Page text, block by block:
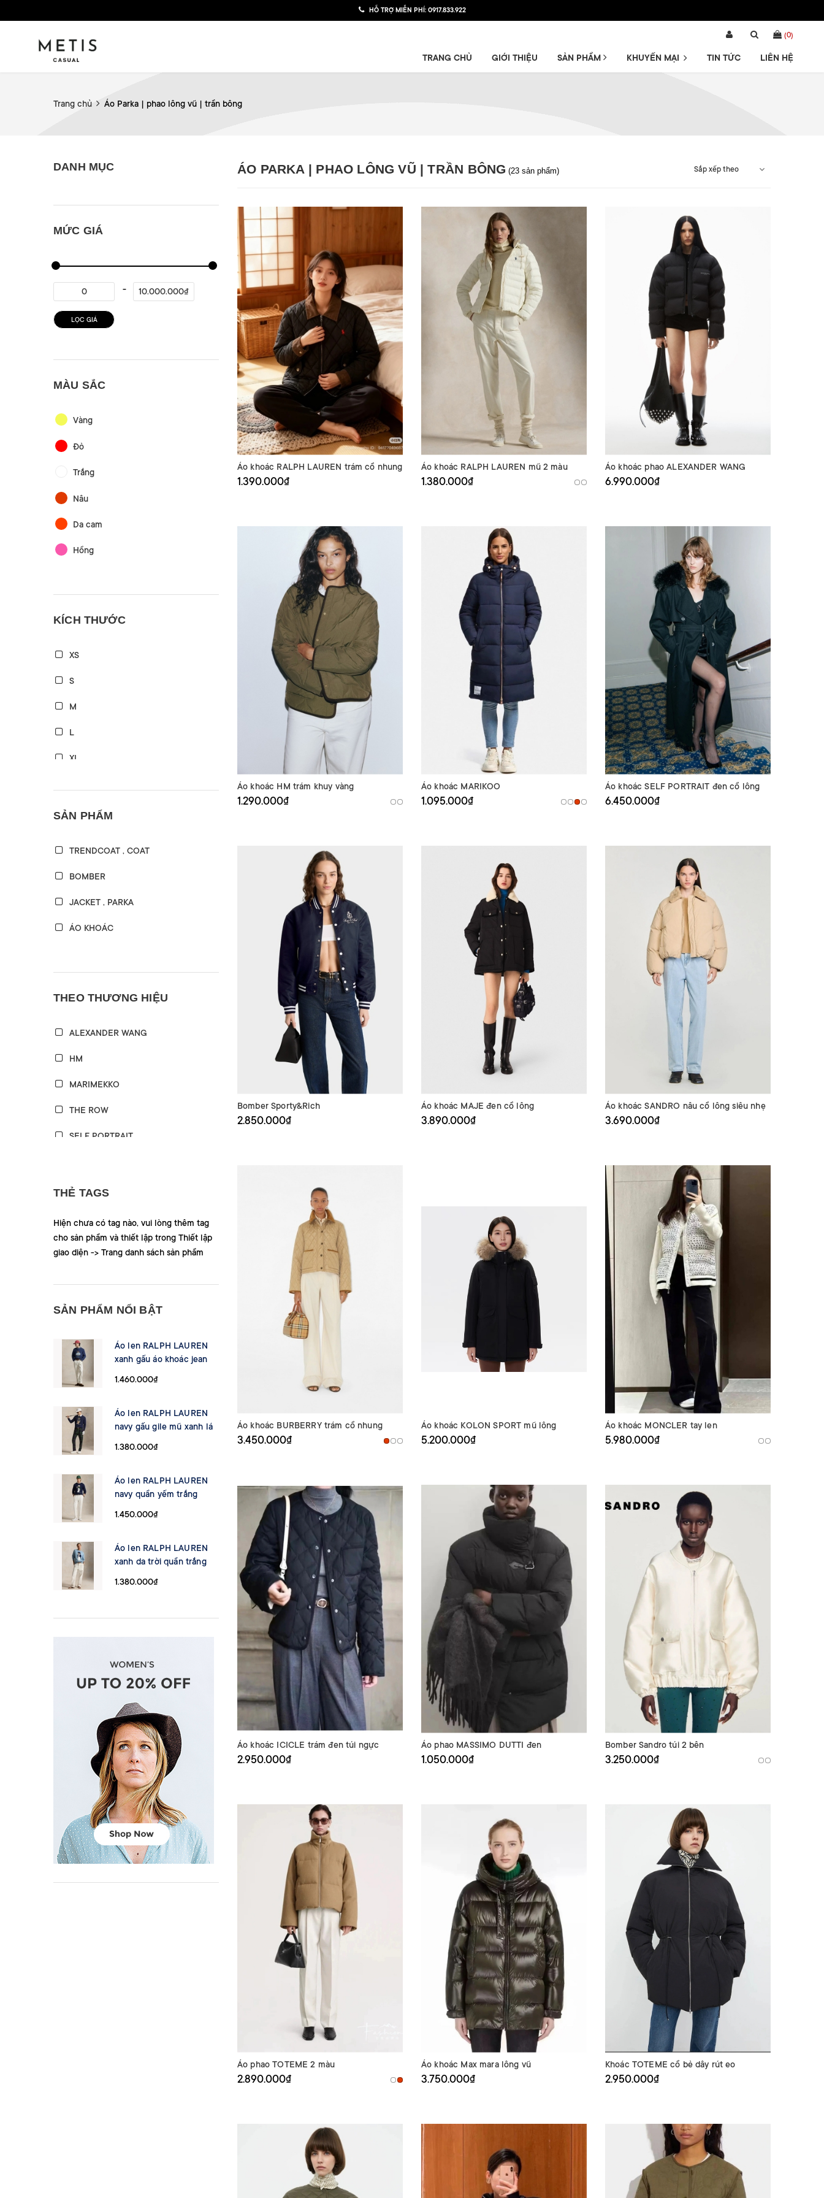
HỖ TRỢ MIỄN PHÍ: 0917.833.922
(0)
TRANG CHỦ GIỚI THIỆU SẢN PHẨM KHUYẾN MẠI TIN TỨC LIÊN HỆ
Trang chủ Áo Parka | phao lông vũ | trần bông
ÁO PARKA | PHAO LÔNG VŨ | TRẦN BÔNG (23 sản phẩm) Sắp xếp theo
Áo khoác RALPH LAUREN trám cổ nhung
1.390.000₫
Áo khoác RALPH LAUREN mũ 2 màu
1.380.000₫
Áo khoác phao ALEXANDER WANG
6.990.000₫
Áo khoác HM trám khuy vàng
1.290.000₫
Áo khoác MARIKOO
1.095.000₫
Áo khoác SELF PORTRAIT đen cổ lông
6.450.000₫
Bomber Sporty&Rich
2.850.000₫
Áo khoác MAJE đen cổ lông
3.890.000₫
Áo khoác SANDRO nâu cổ lông siêu nhẹ
3.690.000₫
Áo khoác BURBERRY trám cổ nhung
3.450.000₫
Áo khoác KOLON SPORT mũ lông
5.200.000₫
Áo khoác MONCLER tay len
5.980.000₫
Áo khoác ICICLE trám đen túi ngực
2.950.000₫
Áo phao MASSIMO DUTTI đen
1.050.000₫
Bomber Sandro túi 2 bên
3.250.000₫
Áo phao TOTEME 2 màu
2.890.000₫
Áo khoác Max mara lông vũ
3.750.000₫
Khoác TOTEME cổ bẻ dây rút eo
2.950.000₫
DANH MỤC
MỨC GIÁ
LỌC GIÁ
MÀU SẮC
Vàng
Đỏ
Trắng
Nâu
Da cam
Hồng
KÍCH THƯỚC
XS
S
M
L
XL
SẢN PHẨM
TRENDCOAT , COAT
BOMBER
JACKET , PARKA
ÁO KHOÁC
THEO THƯƠNG HIỆU
ALEXANDER WANG
HM
MARIMEKKO
THE ROW
SELF PORTRAIT
MONCLER
RALPH LAUREN
VERONICA BEARD
MAJE
SANDRO
TOTEME
BURBERRY
ZARA
KITH
THẺ TAGS
Hiện chưa có tag nào, vui lòng thêm tag
cho sản phẩm và thiết lập trong Thiết lập
giao diện -> Trang danh sách sản phẩm
SẢN PHẨM NỔI BẬT
Áo len RALPH LAUREN
xanh gấu áo khoác jean
1.460.000₫
Áo len RALPH LAUREN
navy gấu gile mũ xanh lá
1.380.000₫
Áo len RALPH LAUREN
navy quần yếm trắng
1.450.000₫
Áo len RALPH LAUREN
xanh da trời quần trắng
1.380.000₫